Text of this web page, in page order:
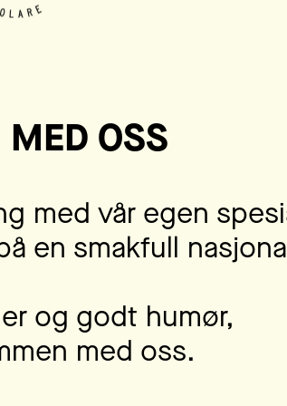
OSS
med vår egen
en smakfull
og godt humør,
med oss.